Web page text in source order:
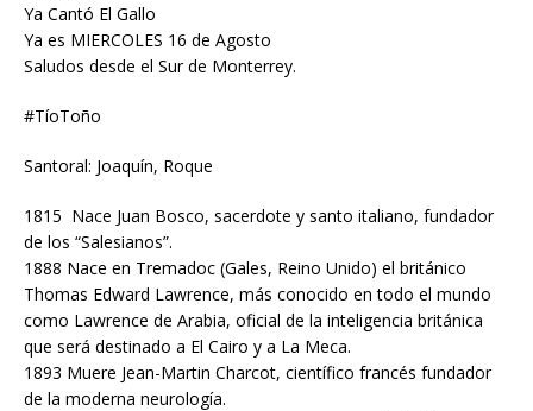
Ya Cantó El Gallo
Ya es MIERCOLES 16 de Agosto
Saludos desde el Sur de Monterrey.
#TíoToño
Santoral: Joaquín, Roque
1815 Nace Juan Bosco, sacerdote y santo italiano, fundador
de los “Salesianos”.
1888 Nace en Tremadoc (Gales, Reino Unido) el británico
Thomas Edward Lawrence, más conocido en todo el mundo
como Lawrence de Arabia, oficial de la inteligencia británica
que será destinado a El Cairo y a La Meca.
1893 Muere Jean-Martin Charcot, científico francés fundador
de la moderna neurología.